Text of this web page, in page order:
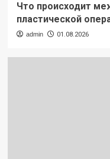
Что происходит
пластической
admin 01.08.2026